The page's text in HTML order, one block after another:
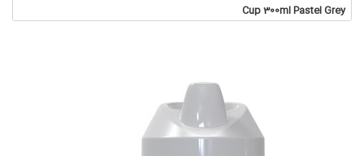
Cup 300ml Pastel Grey